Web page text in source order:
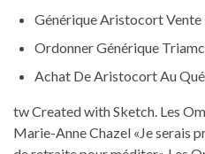
Générique Aristocort Vente
Ordonner Générique
Achat De Aristocort Au
tw Created with Sketch. Les
Marie-Anne Chazel «Je serais